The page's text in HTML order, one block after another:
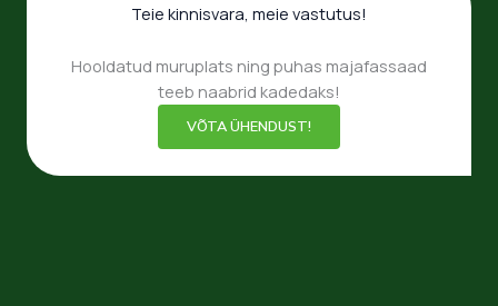
Teie kinnisvara, meie vastutus!
Hooldatud muruplats ning puhas majafassaad
teeb naabrid kadedaks!
VÕTA ÜHENDUST!